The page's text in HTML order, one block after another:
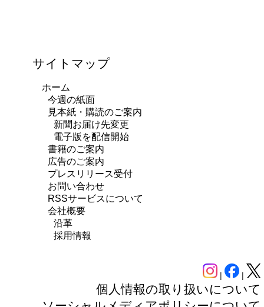
サイトマップ
ホーム
今週の紙面
見本紙・購読のご案内
新聞お届け先変更
電子版を配信開始
書籍のご案内
広告のご案内
プレスリリース受付
お問い合わせ
RSSサービスについて
会社概要
沿革
採用情報
| |
個人情報の取り扱いについて